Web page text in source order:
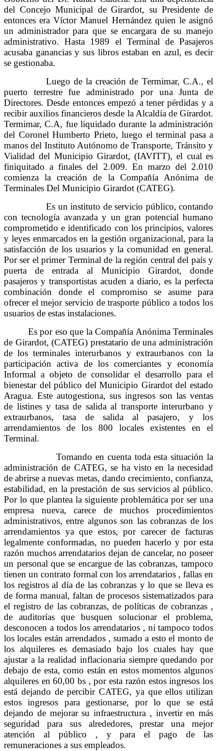
del Concejo Municipal de Girardot, su Presidente de
entonces era Víctor Manuel Hernández quien le asignó
un administrador para que se encargara de su manejo
administrativo. Hasta 1989 el Terminal de Pasajeros
acusaba ganancias y sus libros estaban en azul, es decir
se gestionaba.
Luego de la creación de Termimar, C.A., el
puerto terrestre fue administrado por una Junta de
Directores. Desde entonces empezó a tener pérdidas y a
recibir auxilios financieros desde la Alcaldía de Girardot.
Termimar, C.A, fue liquidado durante la administración
del Coronel Humberto Prieto, luego el terminal pasa a
manos del Instituto Autónomo de Transporte, Tránsito y
Vialidad del Municipio Girardot, (IAVITT), el cual es
finiquitado a finales del 2.009. En marzo del 2.010
comienza la creación de la Compañía Anónima de
Terminales Del Municipio Girardot (CATEG).
Es un instituto de servicio público, contando
con tecnología avanzada y un gran potencial humano
comprometido e identificado con los principios, valores
y leyes enmarcados en la gestión organizacional, para la
satisfacción de los usuarios y la comunidad en general.
Por ser el primer Terminal de la región central del país y
puerta de entrada al Municipio Girardot, donde
pasajeros y transportistas acuden a diario, es la perfecta
combinación donde el compromiso se asume para
ofrecer el mejor servicio de trasporte público a todos los
usuarios de estas instalaciones.
Es por eso que la Compañía Anónima Terminales
de Girardot, (CATEG) prestatario de una administración
de los terminales interurbanos y extraurbanos con la
participación activa de los comerciantes y economía
Informal a objeto de consolidar el desarrollo para el
bienestar del público del Municipio Girardot del estado
Aragua. Este autogestiona, sus ingresos son las ventas
de listines y tasa de salida al transporte interurbano y
extraurbanos, tasa de salida al pasajero, y los
arrendamientos de los 800 locales existentes en el
Terminal.
Tomando en cuenta toda esta situación la
administración de CATEG, se ha visto en la necesidad
de abrirse a nuevas metas, dando crecimiento, confianza,
estabilidad, en la prestación de sus servicios al público.
Por lo que plantea la siguiente problemática por ser una
empresa nueva, carece de muchos procedimientos
administrativos, entre algunos son las cobranzas de los
arrendamientos ya que estos, por carecer de facturas
legalmente conformadas, no pueden hacerlo y por esta
razón muchos arrendatarios dejan de cancelar, no poseer
un personal que se encargue de las cobranzas, tampoco
tienen un contrato formal con los arrendatarios , fallas en
los registros al día de las cobranzas y lo que se lleva es
de forma manual, faltan de procesos sistematizados para
el registro de las cobranzas, de políticas de cobranzas ,
de auditorías que busquen solucionar el problema,
desconocen a todos los arrendatarios , ni tampoco todos
los locales están arrendados , sumado a esto el monto de
los alquileres es demasiado bajo los cuales hay que
ajustar a la realidad inflacionaria siempre quedando por
debajo de esta, como están en estos momentos algunos
alquileres en 60,00 bs , por esta razón estos ingresos los
está dejando de percibir CATEG, ya que ellos utilizan
estos ingresos para gestionarse, por lo que se está
dejando de mejorar su infraestructura , invertir en más
seguridad para sus alrededores, prestar una mejor
atención al público , y para el pago de las
remuneraciones a sus empleados.